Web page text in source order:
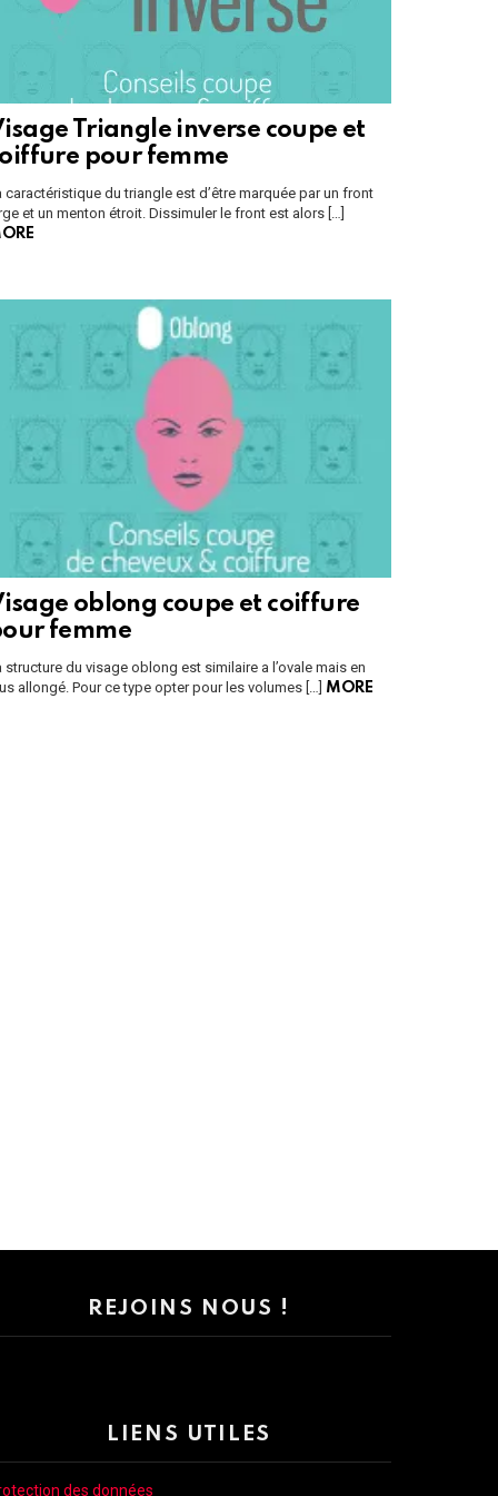
Triangle inverse coupe et
pour femme
caractéristique du triangle est d’être marquée par un front
et un menton étroit. Dissimuler le front est alors […]
oblong coupe et coiffure
femme
structure du visage oblong est similaire a l’ovale mais en
allongé. Pour ce type opter pour les volumes […] MORE
REJOINS NOUS !
LIENS UTILES
des données